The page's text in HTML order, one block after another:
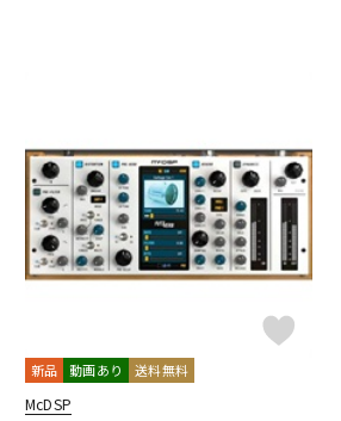
新品 動画あり 送料無料
McDSP